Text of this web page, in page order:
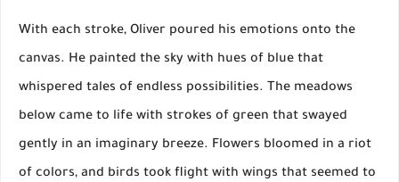
With each stroke, Oliver poured his emotions onto the
canvas. He painted the sky with hues of blue that
whispered tales of endless possibilities. The meadows
below came to life with strokes of green that swayed
gently in an imaginary breeze. Flowers bloomed in a riot
of colors, and birds took flight with wings that seemed to